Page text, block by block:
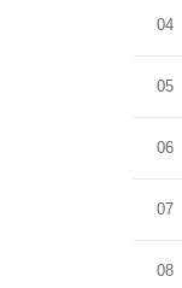
04
05
06
07
08